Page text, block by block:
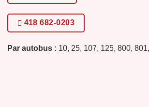
418 682-0203
Par autobus : 10, 25, 107, 125, 800,